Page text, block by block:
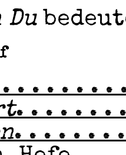
Du
. . . . . . .
. . . . . . .
. . . . . . .